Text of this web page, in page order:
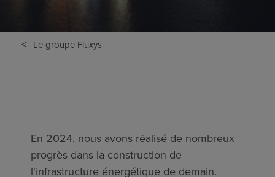
< Le groupe Fluxys
En 2024, nous avons réalisé de nombreux
progrès dans la construction de
l'infrastructure énergétique de demain.